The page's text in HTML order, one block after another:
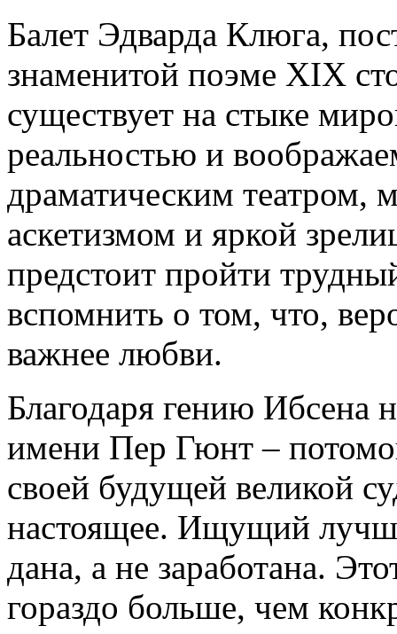
Балет Эдварда Клюга,
знаменитой поэме XIX
существует на стыке
реальностью и
драматическим театром,
аскетизмом и яркой
предстоит пройти
вспомнить о том, что,
важнее любви.
Благодаря гению Ибсена
имени Пер Гюнт –
своей будущей великой
настоящее. Ищущий
дана, а не заработана.
гораздо больше, чем